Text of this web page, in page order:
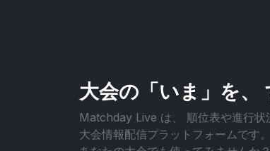
大会の「いま」を、
Matchday Live は、 順位表や進行状
大会情報配信プラットフォームです。